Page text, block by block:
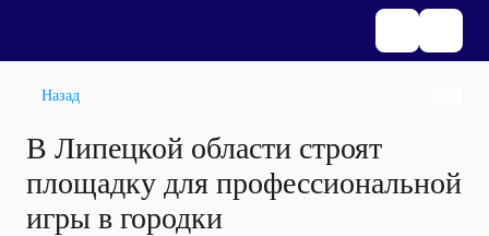
Назад
В Липецкой области строят
площадку для профессиональной
игры в городки